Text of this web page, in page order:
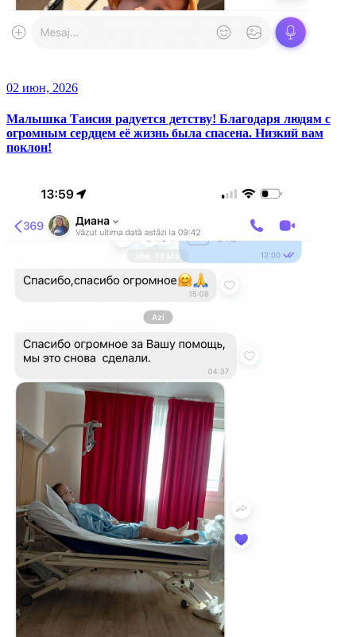
02 июн, 2026
Малышка Таисия радуется детству! Благодаря людям с
огромным сердцем её жизнь была спасена. Низкий вам
поклон!